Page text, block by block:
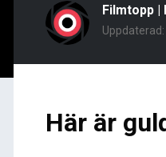
Filmtopp |
Här är